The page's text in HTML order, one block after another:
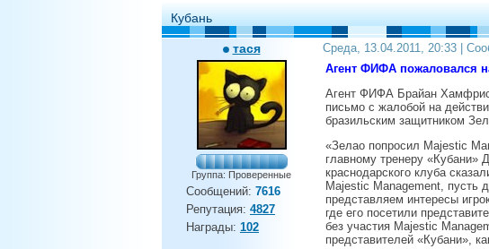
Кубань
тася
Группа: Проверенные
Сообщений: 7616
Репутация: 4827
Награды: 102
Среда, 13.04.2011, 20:33 |
Агент ФИФА пожаловался
Агент ФИФА Брайан
письмо с жалобой на
бразильским защитником
«Зелао попросил Majestic
главному тренеру «Кубани»
краснодарского клуба
Majestic Management, пусть
представляем интересы
где его посетили
без участия Majestic
представителей «Кубани»,